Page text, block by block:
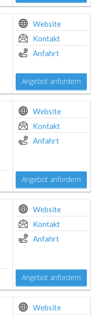
Website
Kontakt
Anfahrt
Angebot anfordern
Website
Kontakt
Anfahrt
Angebot anfordern
Website
Kontakt
Anfahrt
Angebot anfordern
Website